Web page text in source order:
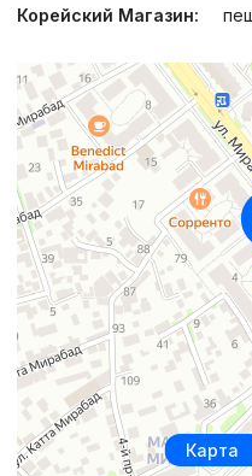
Корейский Магазин:
Карта